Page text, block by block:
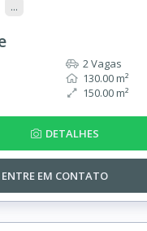
...
2 Vagas
130.00 m²
150.00 m²
DETALHES
ENTRE EM CONTATO